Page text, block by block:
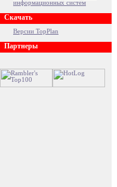
информационных систем
Скачать
Версии TopPlan
Партнеры